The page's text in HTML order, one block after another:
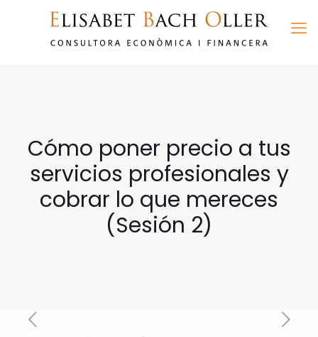
Cómo poner precio a tus
servicios profesionales y
cobrar lo que mereces
(Sesión 2)